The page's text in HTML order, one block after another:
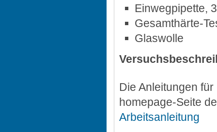
Einwegpipette,
Gesamthärte-
Glaswolle
Die Anleitungen
homepage-Seite
Arbeitsanleitung